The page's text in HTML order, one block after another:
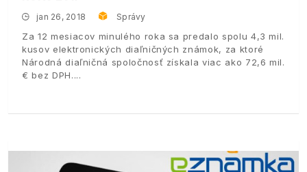
jan 26, 2018 Správy
Za 12 mesiacov minulého roka sa predalo spolu 4,3 mil.
kusov elektronických diaľničných známok, za ktoré
Národná diaľničná spoločnosť získala viac ako 72,6 mil.
€ bez DPH.